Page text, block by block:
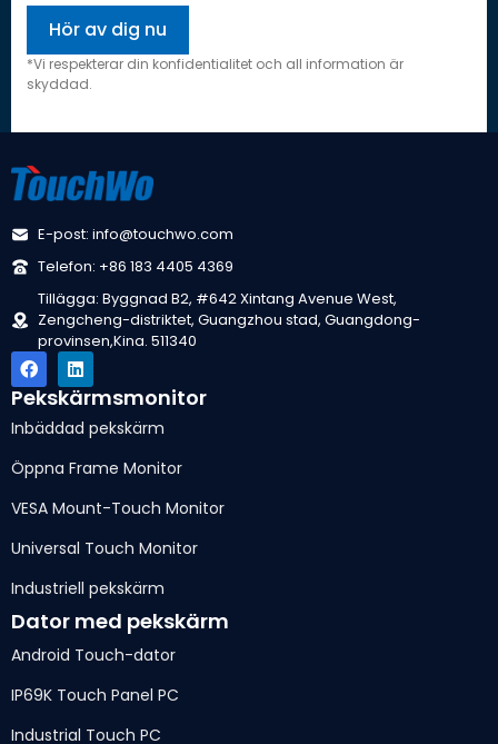
*Vi respekterar din konfidentialitet och all information är
skyddad.
E-post: info@touchwo.com
Telefon: +86 183 4405 4369
Tillägga: Byggnad B2, #642 Xintang Avenue West,
Zengcheng-distriktet, Guangzhou stad, Guangdong-
provinsen,Kina. 511340
Pekskärmsmonitor
Inbäddad pekskärm
Öppna Frame Monitor
VESA Mount-Touch Monitor
Universal Touch Monitor
Industriell pekskärm
Dator med pekskärm
Android Touch-dator
IP69K Touch Panel PC
Industrial Touch PC